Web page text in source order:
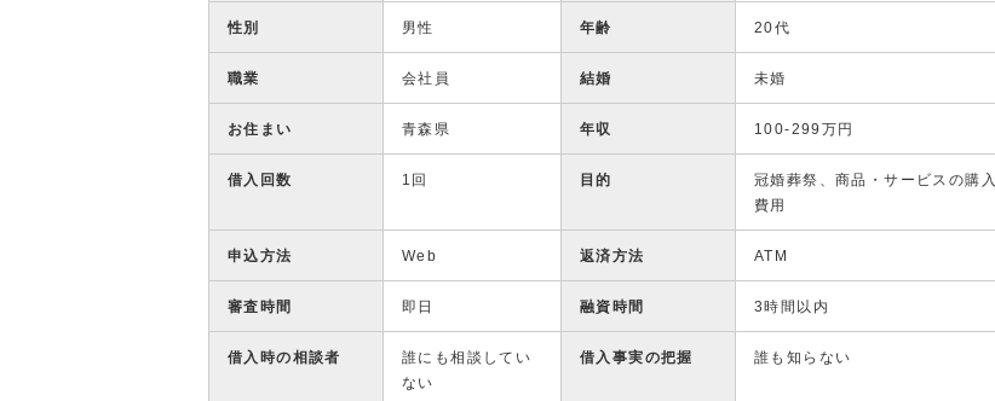
性別 男性 年齢 20代
職業 会社員 結婚 未婚
お住まい 青森県 年収 100-299万円
借入回数 1回 目的
冠婚葬祭、商品・サービスの購入
費用
申込方法 Web 返済方法 ATM
審査時間 即日 融資時間 3時間以内
借入時の相談者
誰にも相談してい
ない
借入事実の把握 誰も知らない